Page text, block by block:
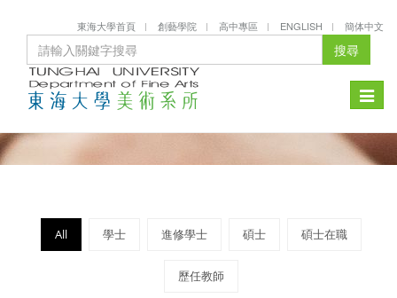
東海大學首頁 創藝學院 高中專區 ENGLISH 簡体中文
搜尋
Toggle
All 學士 進修學士 碩士 碩士在職
歷任教師